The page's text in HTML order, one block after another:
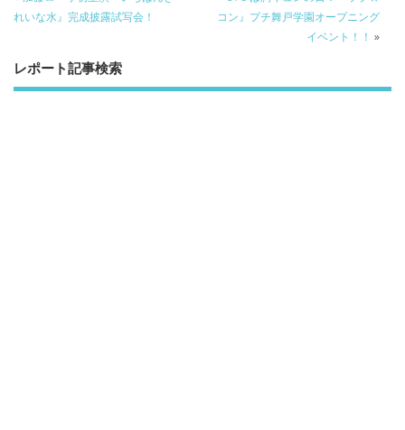
れいな水』完成披露試写会！
コン』プチ舞戸学園オープニング
イベント！！ »
レポート記事検索